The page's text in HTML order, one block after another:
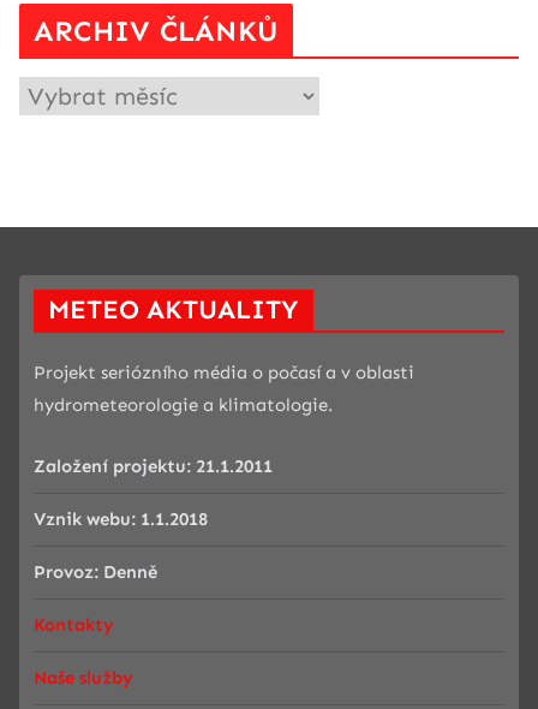
ARCHIV ČLÁNKŮ
A
R
Č
Á
METEO AKTUALITY
Projekt seriózního média o počasí a v oblasti
hydrometeorologie a klimatologie.
Založení projektu: 21.1.2011
Vznik webu: 1.1.2018
Provoz: Denně
Kontakty
Naše služby